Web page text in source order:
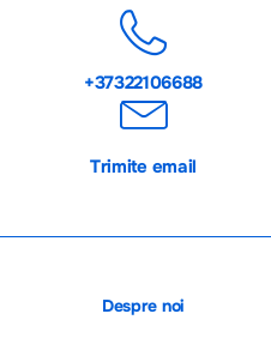
+37322106688
Trimite email
Despre noi